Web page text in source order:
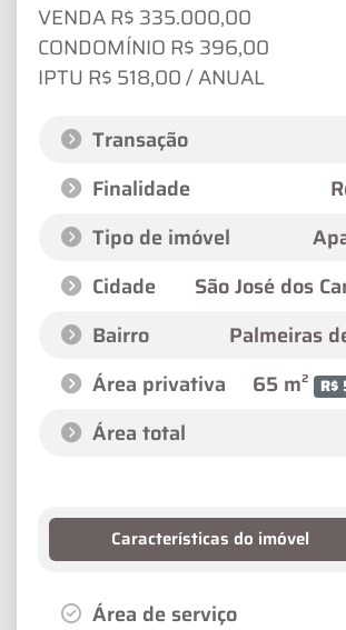
VENDA R$ 335.000,00
CONDOMÍNIO R$ 396,00
IPTU R$ 518,00 / ANUAL
Transação
Finalidade
Tipo de imóvel
Cidade
São José dos
Bairro
Palmeiras
Área privativa
65 m² R$
Área total
Características do imóvel
Área de serviço